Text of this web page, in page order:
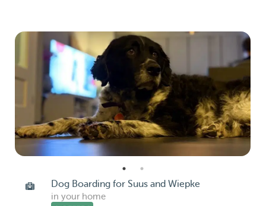
Dog Boarding for Suus and Wiepke
in your home